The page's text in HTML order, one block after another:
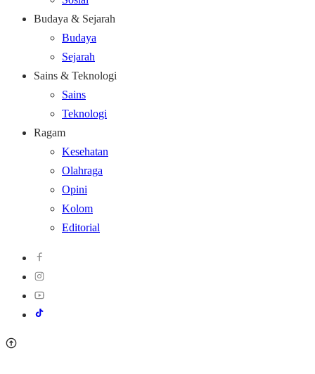
Budaya & Sejarah
Budaya
Sejarah
Sains & Teknologi
Sains
Teknologi
Ragam
Kesehatan
Olahraga
Opini
Kolom
Editorial